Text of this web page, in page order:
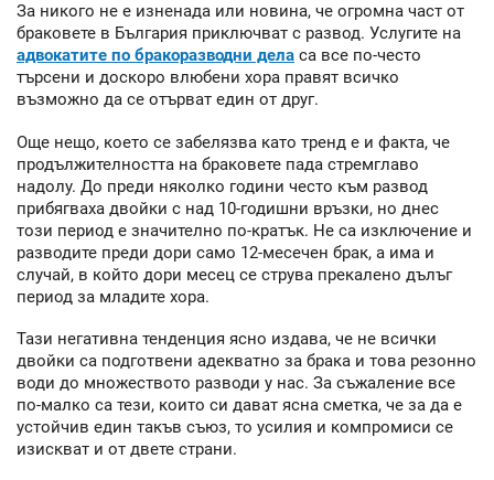
За никого не е изненада или новина, че огромна част от
браковете в България приключват с развод. Услугите на
адвокатите по бракоразводни дела са все по-често
търсени и доскоро влюбени хора правят всичко
възможно да се отърват един от друг.
Още нещо, което се забелязва като тренд е и факта, че
продължителността на браковете пада стремглаво
надолу. До преди няколко години често към развод
прибягваха двойки с над 10-годишни връзки, но днес
този период е значително по-кратък. Не са изключение и
разводите преди дори само 12-месечен брак, а има и
случай, в който дори месец се струва прекалено дълъг
период за младите хора.
Тази негативна тенденция ясно издава, че не всички
двойки са подготвени адекватно за брака и това резонно
води до множеството разводи у нас. За съжаление все
по-малко са тези, които си дават ясна сметка, че за да е
устойчив един такъв съюз, то усилия и компромиси се
изискват и от двете страни.